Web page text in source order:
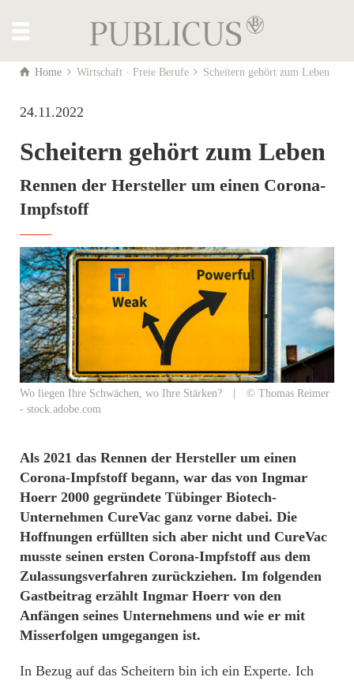
Home Wirtschaft · Freie Berufe Scheitern gehört zum Leben
24.11.2022
Scheitern gehört zum Leben
Rennen der Hersteller um einen Corona-
Impfstoff
Wo liegen Ihre Schwächen, wo Ihre Stärken? | © Thomas Reimer
- stock.adobe.com
Als 2021 das Rennen der Hersteller um einen
Corona-Impfstoff begann, war das von Ingmar
Hoerr 2000 gegründete Tübinger Biotech-
Unternehmen CureVac ganz vorne dabei. Die
Hoffnungen erfüllten sich aber nicht und CureVac
musste seinen ersten Corona-Impfstoff aus dem
Zulassungsverfahren zurückziehen. Im folgenden
Gastbeitrag erzählt Ingmar Hoerr von den
Anfängen seines Unternehmens und wie er mit
Misserfolgen umgegangen ist.
In Bezug auf das Scheitern bin ich ein Experte. Ich